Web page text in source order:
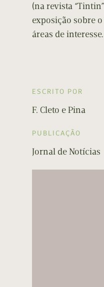
(na revista
exposição sobre
áreas de interesse.
ESCRITO POR
F. Cleto e Pina
PUBLICAÇÃO
Jornal de Notícias